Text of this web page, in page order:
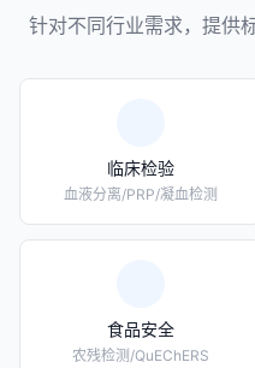
针对不同行业需求，提供
临床检验
血液分离/PRP/凝血检测
食品安全
农残检测/QuEChERS